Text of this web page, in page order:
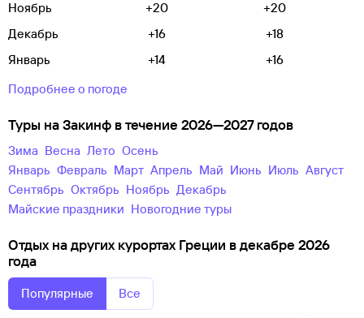
Ноябрь +20
+20
Декабрь
+16
+18
Январь
+14
+16
Подробнее о погоде
Туры на Закинф в течение 2026—2027 годов
зима весна лето
осень
Январь
Февраль Март Апрель Май Июнь Июль
Август
Сентябрь
Октябрь Ноябрь
Декабрь
майские праздники
новогодние туры
Отдых на других курортах Греции в декабре 2026
года
Популярные Все